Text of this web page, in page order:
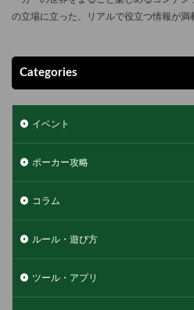
の立場に立った、リアルで役立つ情報が満
Categories
イベント
ポーカー攻略
コラム
ルール・遊び方
ツール・アプリ